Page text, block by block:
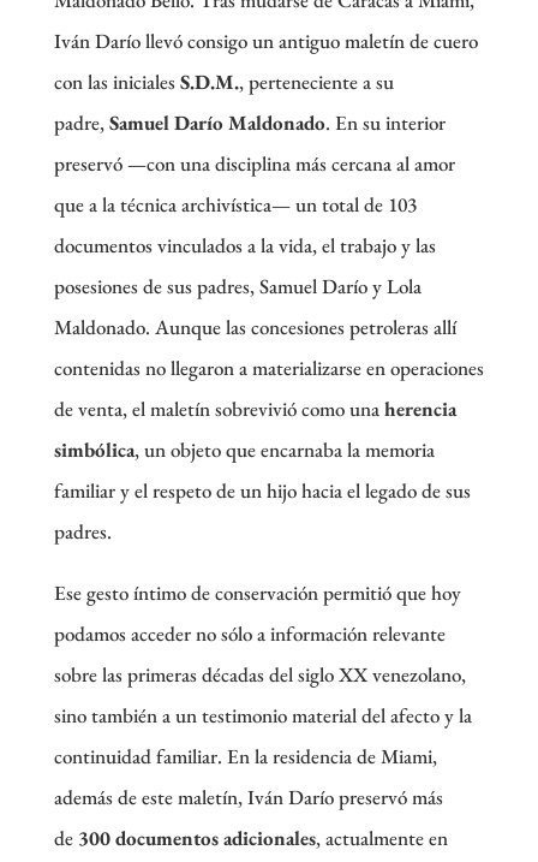
Iván Darío llevó consigo un antiguo maletín de cuero
con las inicialesS.D.M., perteneciente a su
padre,Samuel Darío Maldonado. En su interior
preservó —con una disciplina más cercana al amor
que a la técnica archivística— un total de 103
documentos vinculados a la vida, el trabajo y las
posesiones de sus padres, Samuel Darío y Lola
Maldonado. Aunque las concesiones petroleras allí
contenidas no llegaron a materializarse en operaciones
de venta, el maletín sobrevivió como unaherencia
simbólica, un objeto que encarnaba la memoria
familiar y el respeto de un hijo hacia el legado de sus
padres.
Ese gesto íntimo de conservación permitió que hoy
podamos acceder no sólo a información relevante
sobre las primeras décadas del siglo XX venezolano,
sino también a un testimonio material del afecto y la
continuidad familiar. En la residencia de Miami,
además de este maletín, Iván Darío preservó más
de 300 documentos adicionales, actualmente en